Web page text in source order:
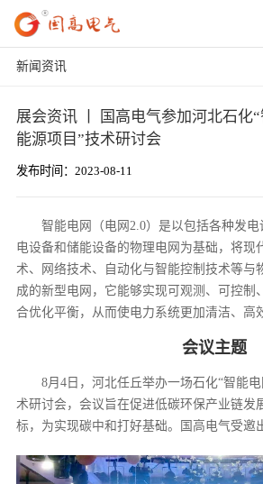
新闻资讯
展会资讯 丨 国高电气参加河北石化
能源项目”技术研讨会
发布时间：2023-08-11
智能电网（电网2.0）是以包括各种发
电设备和储能设备的物理电网为基础，将现
术、网络技术、自动化与智能控制技术等与
成的新型电网，它能够实现可观测、可控制
合优化平衡，从而使电力系统更加清洁、高
会议主题
8月4日，河北任丘举办一场石化“智能
术研讨会，会议旨在促进低碳环保产业链发
标，为实现碳中和打好基础。国高电气受邀